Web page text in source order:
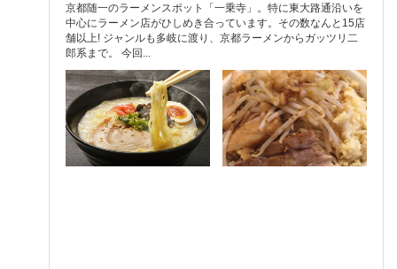
京都随一のラーメンスポット「一乗寺」。特に東大路通沿いを
中心にラーメン店がひしめき合っています。その数なんと15店
舗以上! ジャンルも多岐に渡り、京都ラーメンからガッツリ二
郎系まで。 今回...